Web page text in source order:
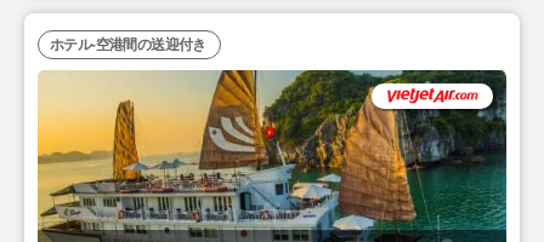
ホテル-空港間の送迎付き